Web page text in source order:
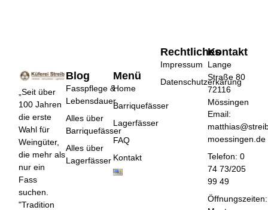
„Seit über
100 Jahren
die erste
Wahl für
Weingüter,
die mehr als
nur ein
Fass
suchen.
"Tradition
Rechtliches
Impressum
Datenschutzerkärung
Menü
Home
Barriquefässer
Lagerfässer
FAQ
Kontakt
Blog
Fasspflege &
Lebensdauer
Alles über
Barriquefässer
Alles über
Lagerfässer
Kontakt
Lange
Straße 80
72116
Mössingen
Email:
moessingen.de
Telefon: 0
74 73/205
99 49
Öffnungszeiten: